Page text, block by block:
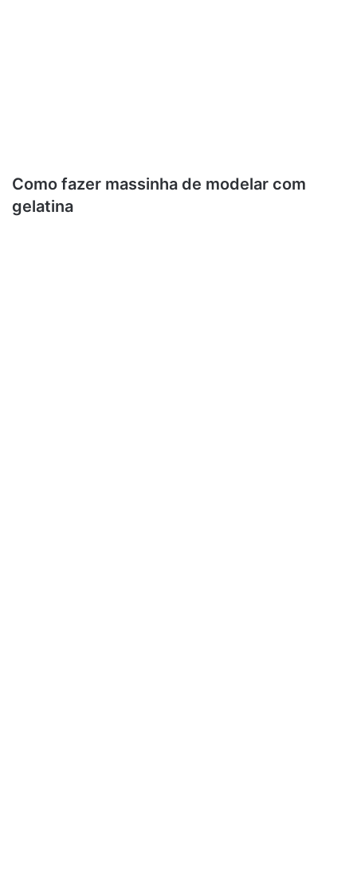
Como fazer massinha de modelar com
gelatina